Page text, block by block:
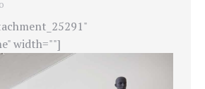
width=""]